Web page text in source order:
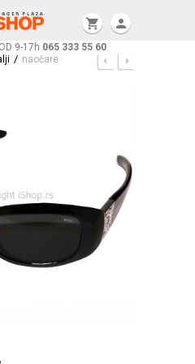
9-17h 065 333 55 60
shopping_cart person
/ naočare